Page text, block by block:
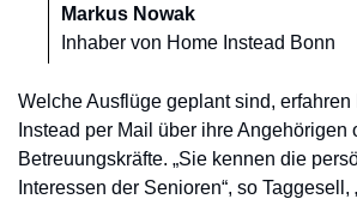
Markus Nowak
Inhaber von Home Instead Bonn
Welche Ausflüge geplant sind,
Instead per Mail über ihre Angehörigen
Betreuungskräfte. „Sie kennen die
Interessen der Senioren“, so